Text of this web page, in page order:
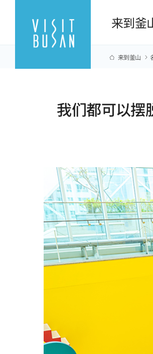
来到釜
来到釜山
我们都可以